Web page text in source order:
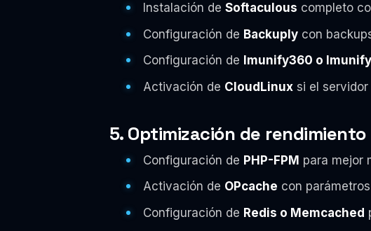
Instalación de Softaculous completo
Configuración de Backuplycon
Configuración de Imunify360 o
Activación de CloudLinuxsi el servidor
5. Optimización de rendimiento
Configuración de PHP-FPM para mejor
Activación de OPcache con
Configuración de Redis o Memcached